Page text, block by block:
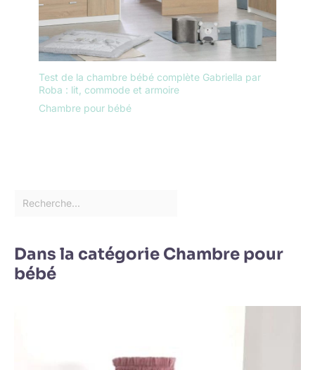
Test de la chambre bébé complète Gabriella par
Roba : lit, commode et armoire
Chambre pour bébé
Dans la catégorie Chambre pour
bébé